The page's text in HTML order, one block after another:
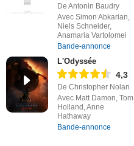
De Antonin Baudry
Avec Simon Abkarian,
Niels Schneider,
Anamaria Vartolomei
Bande-annonce
L'Odyssée
4,3
De Christopher Nolan
Avec Matt Damon, Tom
Holland, Anne
Hathaway
Bande-annonce